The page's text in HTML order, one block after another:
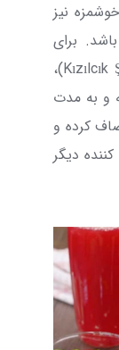
نیز
برای
)،
و به مدت
کرده و
دیگر